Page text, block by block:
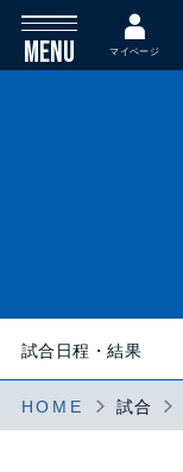
MENU マイページ
HOME 試合